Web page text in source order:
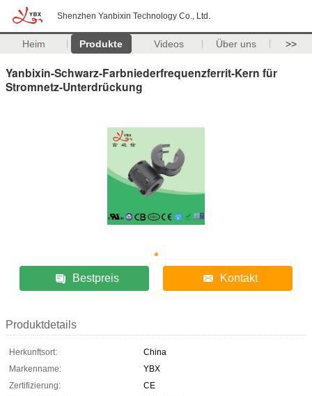
Shenzhen Yanbixin Technology Co., Ltd.
Heim Produkte Videos Über uns >>
Yanbixin-Schwarz-Farbniederfrequenzferrit-Kern für
Stromnetz-Unterdrückung
Bestpreis Kontakt
Produktdetails
Herkunftsort:
China
Markenname:
YBX
Zertifizierung:
CE